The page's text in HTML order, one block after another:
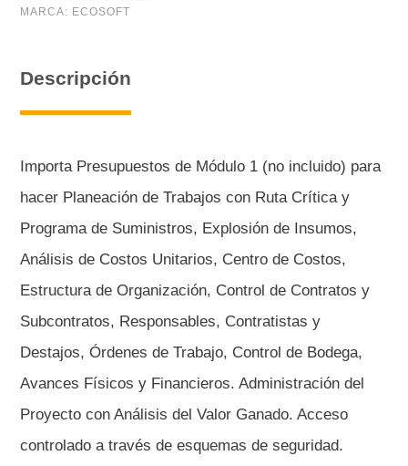
Integral
meses)
cantidad
MARCA: ECOSOFT
Descripción
Importa Presupuestos de Módulo 1 (no incluido) para
hacer Planeación de Trabajos con Ruta Crítica y
Programa de Suministros, Explosión de Insumos,
Análisis de Costos Unitarios, Centro de Costos,
Estructura de Organización, Control de Contratos y
Subcontratos, Responsables, Contratistas y
Destajos, Órdenes de Trabajo, Control de Bodega,
Avances Físicos y Financieros. Administración del
Proyecto con Análisis del Valor Ganado. Acceso
controlado a través de esquemas de seguridad.